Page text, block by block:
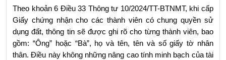
Theo khoản 6 Điều 33 Thông tư 10/2024/TT-BTNMT, khi cấp
Giấy chứng nhận cho các thành viên có chung quyền sử
dụng đất, thông tin sẽ được ghi rõ cho từng thành viên, bao
gồm: “Ông” hoặc “Bà”, họ và tên, tên và số giấy tờ nhân
thân. Điều này không những nâng cao tính minh bạch của tài